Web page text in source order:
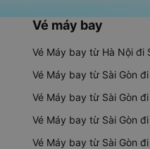
Vé máy bay
Vé Máy bay từ Hà Nội đi
Vé Máy bay từ Sài Gòn
Vé Máy bay từ Sài Gòn
Vé Máy bay từ Sài Gòn
Vé Máy bay từ Sài Gòn